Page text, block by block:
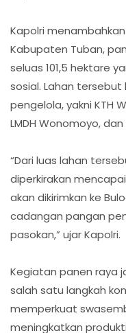
Kapolri
Kabupaten Tuban,
seluas 101,5 hektare
sosial. Lahan
pengelola, yakni KTH
LMDH Wonomoyo,
“Dari luas lahan
diperkirakan
akan dikirimkan ke
cadangan pangan
pasokan,” ujar Kapolri.
Kegiatan panen raya
salah satu langkah
memperkuat
meningkatkan